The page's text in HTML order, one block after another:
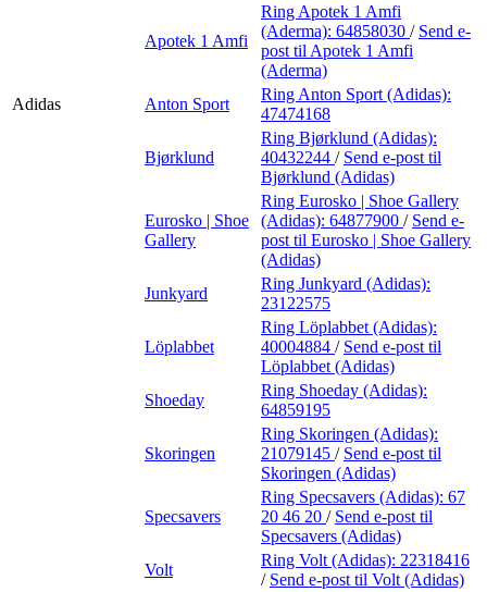
Apotek 1 Amfi
Ring Apotek 1 Amfi
(Aderma): 64858030 / Send e-
post til Apotek 1 Amfi
(Aderma)
Adidas
Anton Sport
Ring Anton Sport (Adidas):
47474168
Bjørklund
Ring Bjørklund (Adidas):
40432244 / Send e-post til
Bjørklund (Adidas)
Eurosko | Shoe
Gallery
Ring Eurosko | Shoe Gallery
(Adidas): 64877900 / Send e-
post til Eurosko | Shoe Gallery
(Adidas)
Junkyard
Ring Junkyard (Adidas):
23122575
Löplabbet
Ring Löplabbet (Adidas):
40004884 / Send e-post til
Löplabbet (Adidas)
Shoeday
Ring Shoeday (Adidas):
64859195
Skoringen
Ring Skoringen (Adidas):
21079145 / Send e-post til
Skoringen (Adidas)
Specsavers
Ring Specsavers (Adidas): 67
20 46 20 / Send e-post til
Specsavers (Adidas)
Volt
Ring Volt (Adidas): 22318416
/ Send e-post til Volt (Adidas)